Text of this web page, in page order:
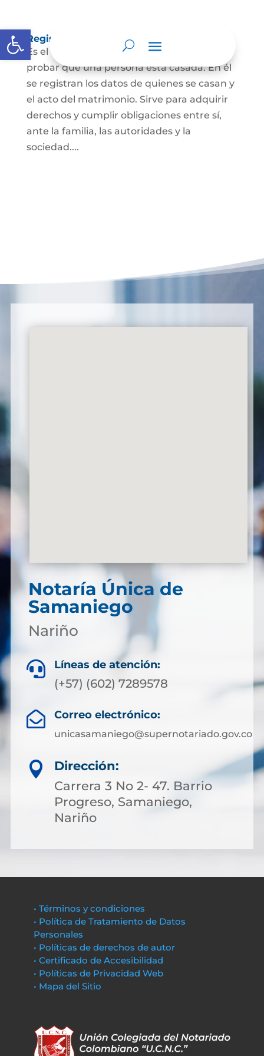
Abrir barra de herramientas
Registro Civil de Matrimonio
Es el documento público necesario para
probar que una persona está casada. En él
se registran los datos de quienes se casan y
el acto del matrimonio. Sirve para adquirir
derechos y cumplir obligaciones entre sí,
ante la familia, las autoridades y la
sociedad....
Notaría Única de
Samaniego
Nariño
 Líneas de atención:
(+57) (602) 7289578
 Correo electrónico:
unicasamaniego@supernotariado.gov.co

Dirección:
Carrera 3 No 2- 47. Barrio
Progreso, Samaniego,
Nariño
• Términos y condiciones
• Política de Tratamiento de Datos
Personales
• Políticas de derechos de autor
• Certificado de Accesibilidad
• Políticas de Privacidad Web
• Mapa del Sitio